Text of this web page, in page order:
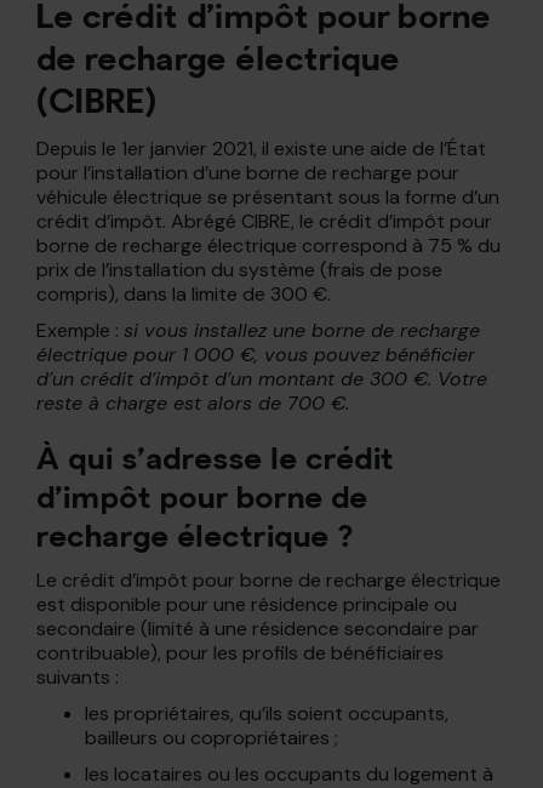
Le crédit d’impôt pour borne
de recharge électrique
(CIBRE)
Depuis le 1er janvier 2021, il existe une aide de l’État
pour l’installation d’une borne de recharge pour
véhicule électrique se présentant sous la forme d’un
crédit d’impôt. Abrégé CIBRE, le crédit d’impôt pour
borne de recharge électrique correspond à 75 % du
prix de l’installation du système (frais de pose
compris), dans la limite de 300 €.
Exemple : si vous installez une borne de recharge
électrique pour 1 000 €, vous pouvez bénéficier
d’un crédit d’impôt d’un montant de 300 €. Votre
reste à charge est alors de 700 €.
À qui s’adresse le crédit
d’impôt pour borne de
recharge électrique ?
Le crédit d’impôt pour borne de recharge électrique
est disponible pour une résidence principale ou
secondaire (limité à une résidence secondaire par
contribuable), pour les profils de bénéficiaires
suivants :
les propriétaires, qu’ils soient occupants,
bailleurs ou copropriétaires ;
les locataires ou les occupants du logement à